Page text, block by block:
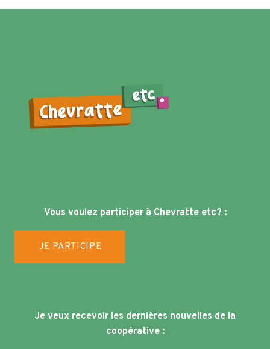
Vous voulez participer à Chevratte etc? :
JE PARTICIPE
Je veux recevoir les dernières nouvelles de la
coopérative :